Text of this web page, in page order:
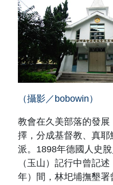
（攝影／bobowin）
教會在久美部落的發
擇，分成基督教、真
派。1898年德國人史
（玉山） 記行中曾記述
年） 間，林圯埔撫墾